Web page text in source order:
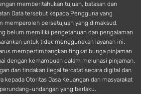
memberitahukan tujuan, batasan dan
Data tersebut kepada Pengguna yang
memperoleh persetujuan yang dimaksud.
belum memiliki pengetahuan dan pengalaman
untuk tidak menggunakan layanan ini.
mempertimbangkan tingkat bunga pinjaman
dengan kemampuan dalam melunasi pinjaman.
dan tindakan ilegal tercatat secara digital dan
kepada Otoritas Jasa Keuangan dan masyarakat
undangan yang berlaku.